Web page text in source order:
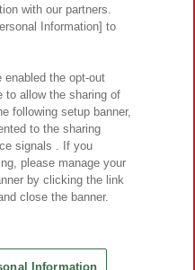
クセシビリティ方針と検証結果
よくあるご質問・お問い合わせ
Inc.
Lab Inc.
All Rights Reserved.
with our partners.
Information] to
enabled the opt-out
to allow the sharing of
following setup banner,
to the sharing
signals . If you
please manage your
by clicking the link
close the banner.
Information